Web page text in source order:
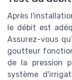
Après
le débit est
Assurez-vous
goutteur
de la pression
système